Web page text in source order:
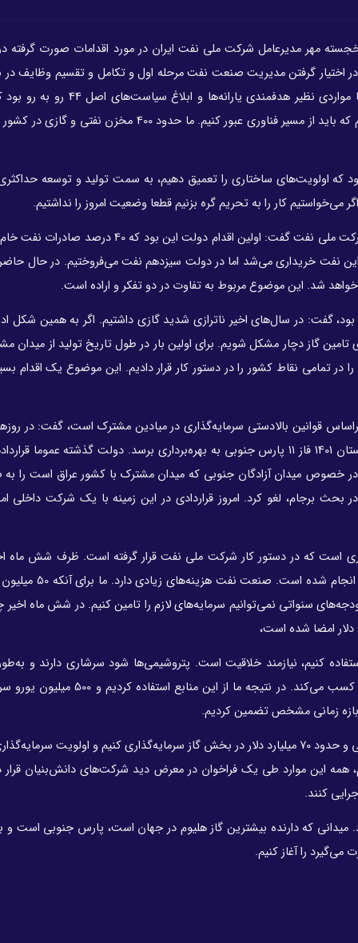
مهر مدیرعامل شرکت ملی نفت ایران در مورد اقدامات صورت گرفته
اختیار گرفتن مدیریت صنعت نفت مرحله اول و تکامل و تقسیم وظایف
نفت در دو دهه بعدی رخ داد. در دهه چهارم، صنعت نفت با مواردی نظیر
مناسبی انجام شد. توانستیم در دهه چهارم به این نتیجه برسیم که باید از مسیر فناوری عبور کنیم. ما
که اولویت‌های ساختاری را تعمیق دهیم، به سمت تولید و توسعه
می‌خواستیم کار را به تحریم گره بزنیم قطعا وضعیت امروز را نداشتیم.
مدیرعامل شرکت ملی نفت ایران در خصوص آخرین عملکرد شرکت ملی نفت گفت: اولین اقدام دولت
نفت خریداری می‌شد اما در دولت سیزدهم نفت می‌فروختیم. در حال
شد. این موضوع مربوط به تفاوت در دو تفکر و اراده است.
گفت: در سال‌های اخیر ناترازی شدید گازی داشتیم. اگر به همین شکل
تامین گاز دچار مشکل شویم. برای اولین بار در طول تاریخ تولید از میدان
تولید را در تمامی نقاط کشور را در دستور کار قرار دادیم. این موضوع یک اقدام
قوانین بالادستی سرمایه‌گذاری در میادین مشترک است، گفت: در
دولت تلاش زیادی صورت گرفته است و امیدوار هستیم تا زمستان 1401 فاز 11 پارس جنوبی به بهره‌برداری برسد. دولت گذشته
خصوص میدان آزادگان جنوبی که میدان مشترک با کشور عراق است را
بحث برجام، لغو کرد. امروز قراردادی در این زمینه با یک شرکت داخلی
است که در دستور کار شرکت ملی نفت قرار گرفته است. ظرف شش ماه
مشترک تعیین تکلیف شده است و این سومین اقدامی بود
صرفا با بودجه‌های سنواتی نمی‌توانیم سرمایه‌های لازم را تامین کنیم. در شش ماه اخیر
کنیم، نیازمند خلاقیت است. پتروشیمی‌ها شود سرشاری دارند و
پتروشیمی معمولی شش هزار میلیارد تومان سود در یک سال کسب می‌کند. در نتیجه ما
زمانی مشخص تضمین کردیم.
خجسته مهر با اشاره به اینکه باید 90 میلیارد دلار در میادین نفتی و حدود 70 میلیارد دلار در بخش گاز سرمایه‌گذاری کنیم و
چاه کم بازده داریم، همه این موارد طی یک فراخوان در معرض دید شرکت‌های دانش‌بنیان
کنند.
که دارنده بیشترین گاز هلیوم در جهان است، پارس جنوبی است و